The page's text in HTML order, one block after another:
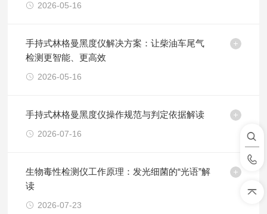
2026-05-16
手持式林格曼黑度仪解决方案：让柴油车尾气
检测更智能、更高效
2026-05-16
手持式林格曼黑度仪操作规范与判定依据解读
2026-07-16
生物毒性检测仪工作原理：发光细菌的“光语”解
读
2026-07-23